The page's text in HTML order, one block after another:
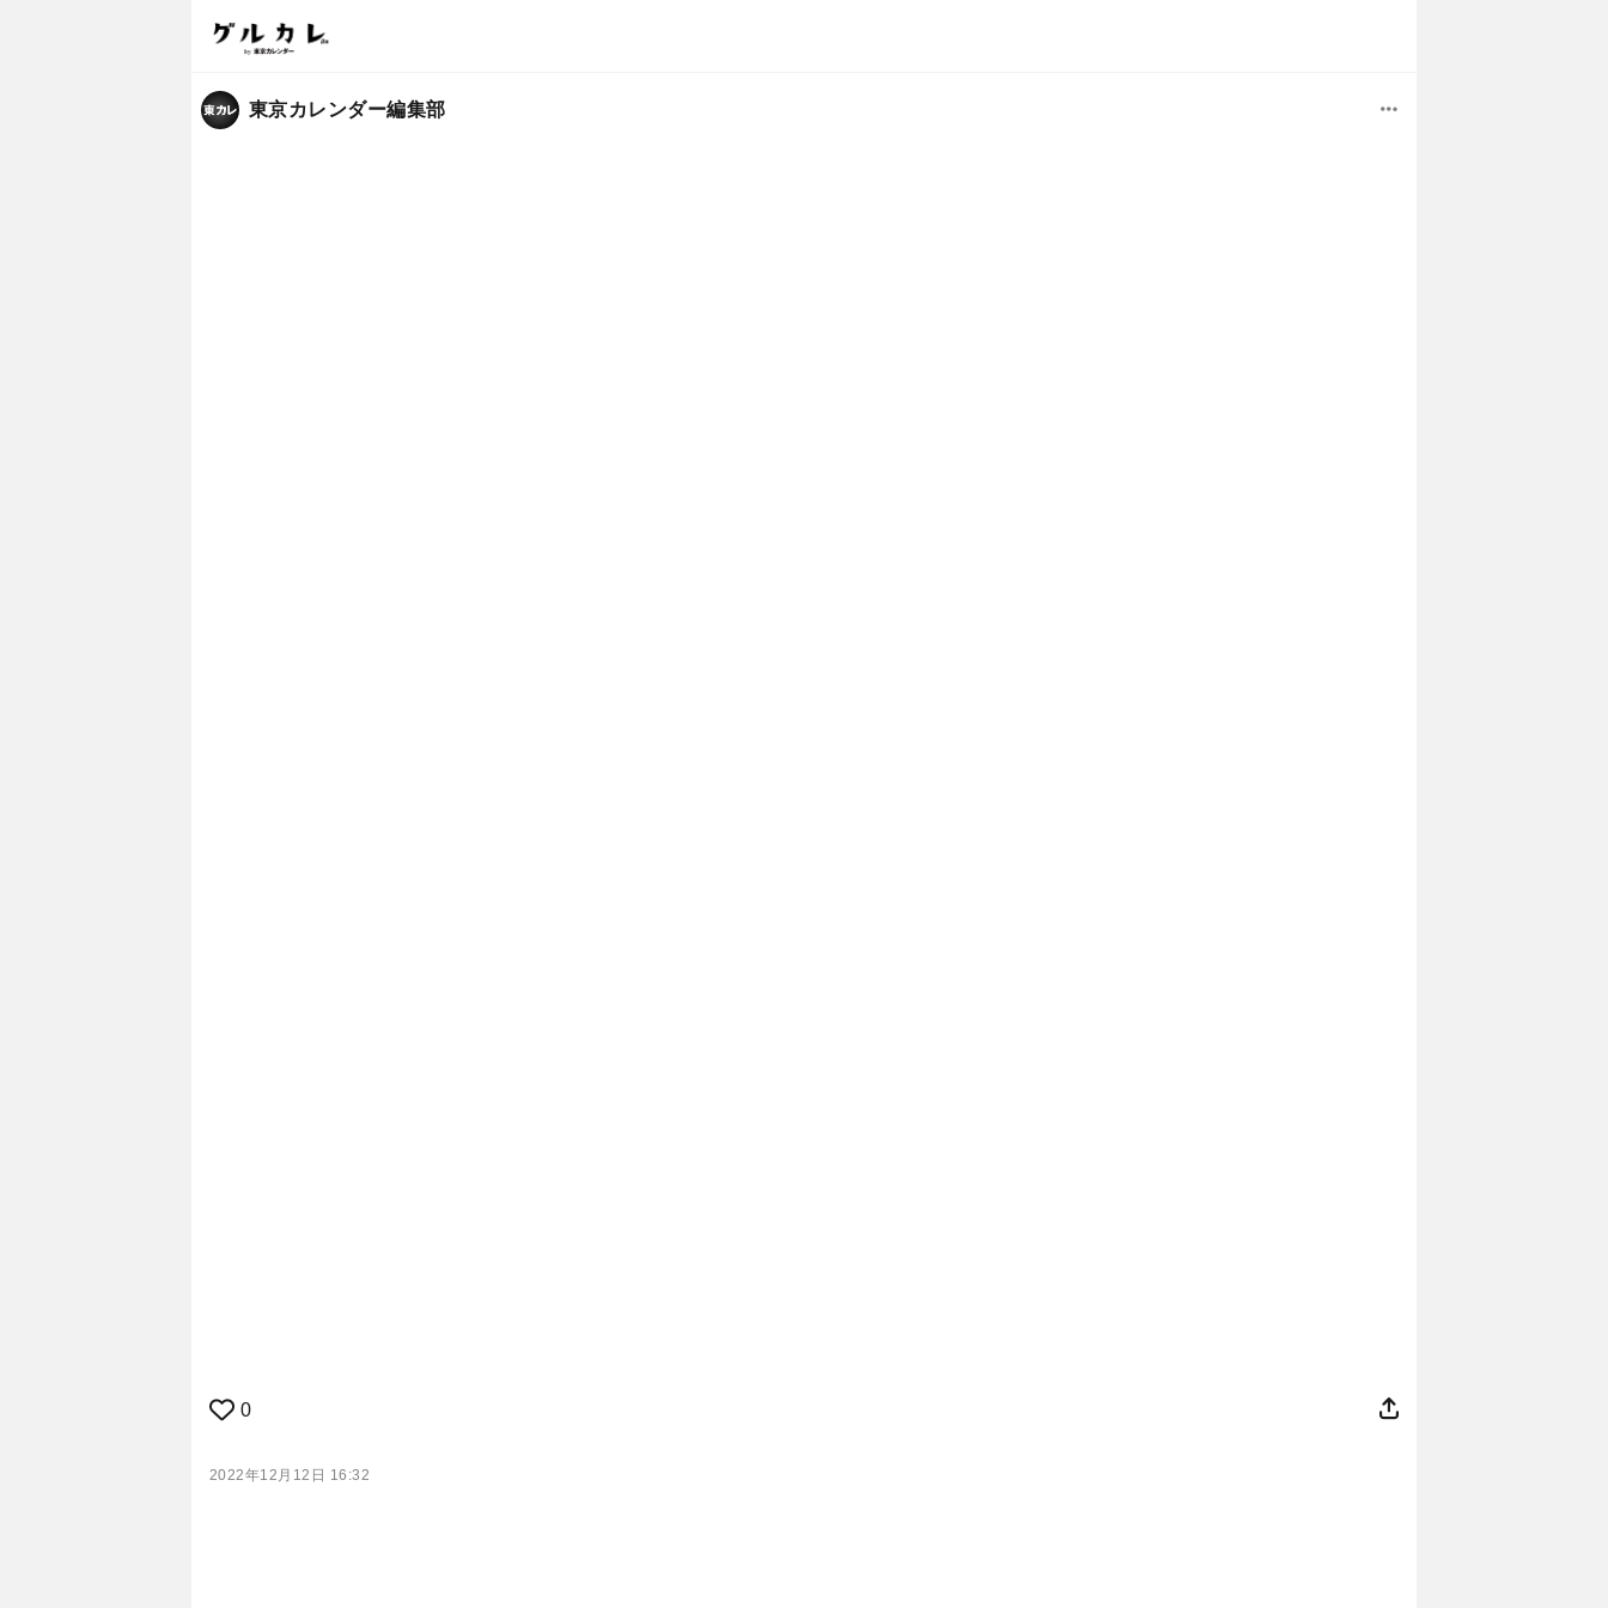
東京カレンダー編集部
0
2022年12月12日 16:32